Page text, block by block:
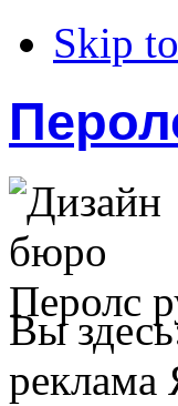
Skip
Вы
реклама